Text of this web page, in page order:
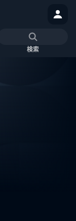
検索